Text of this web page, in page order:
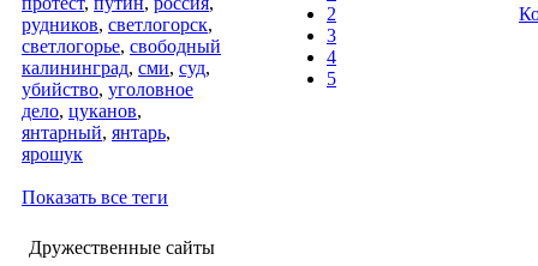
рудников, светлогорск,
светлогорье, свободный
калининград, сми, суд,
убийство, уголовное
дело, цуканов,
янтарный, янтарь,
ярошук
Показать все теги
Дружественные сайты
2
3
4
5